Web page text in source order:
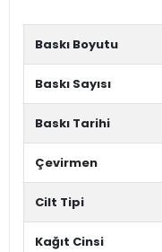
Baskı Boyutu
Baskı Sayısı
Baskı Tarihi
Çevirmen
Cilt Tipi
Kağıt Cinsi